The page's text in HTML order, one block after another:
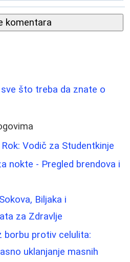
komentara
što treba da znate o
Vodič za Studentkinje
nokte - Pregled brendova i
Biljaka i
za Zdravlje
borbu protiv celulita:
uklanjanje masnih